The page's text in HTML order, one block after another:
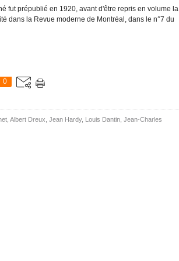
fut prépublié en 1920, avant d'être repris en volume la
dans la Revue moderne de Montréal, dans le n°7 du
0
Albert Dreux Jean Hardy, Louis Dantin Jean-Charles